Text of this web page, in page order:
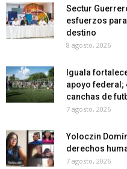
Sectur
esfuerzos
destino
8 agosto, 2026
Iguala
apoyo federal;
canchas de
7 agosto, 2026
Yoloczin
derechos
7 agosto, 2026